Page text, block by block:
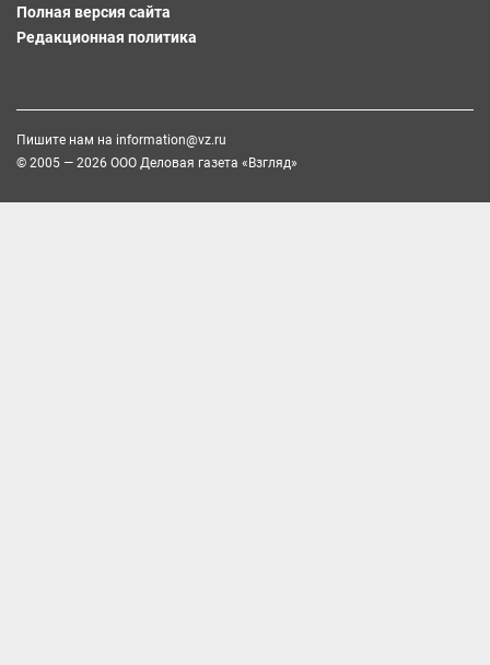
Полная версия сайта
Редакционная политика
Пишите нам на information@vz.ru
© 2005 — 2026 ООО Деловая газета «Взгляд»